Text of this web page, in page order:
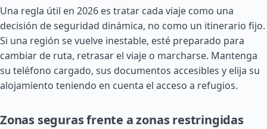
Una regla útil en 2026 es tratar cada viaje como una
decisión de seguridad dinámica, no como un itinerario fijo.
Si una región se vuelve inestable, esté preparado para
cambiar de ruta, retrasar el viaje o marcharse. Mantenga
su teléfono cargado, sus documentos accesibles y elija su
alojamiento teniendo en cuenta el acceso a refugios.
Zonas seguras frente a zonas restringidas